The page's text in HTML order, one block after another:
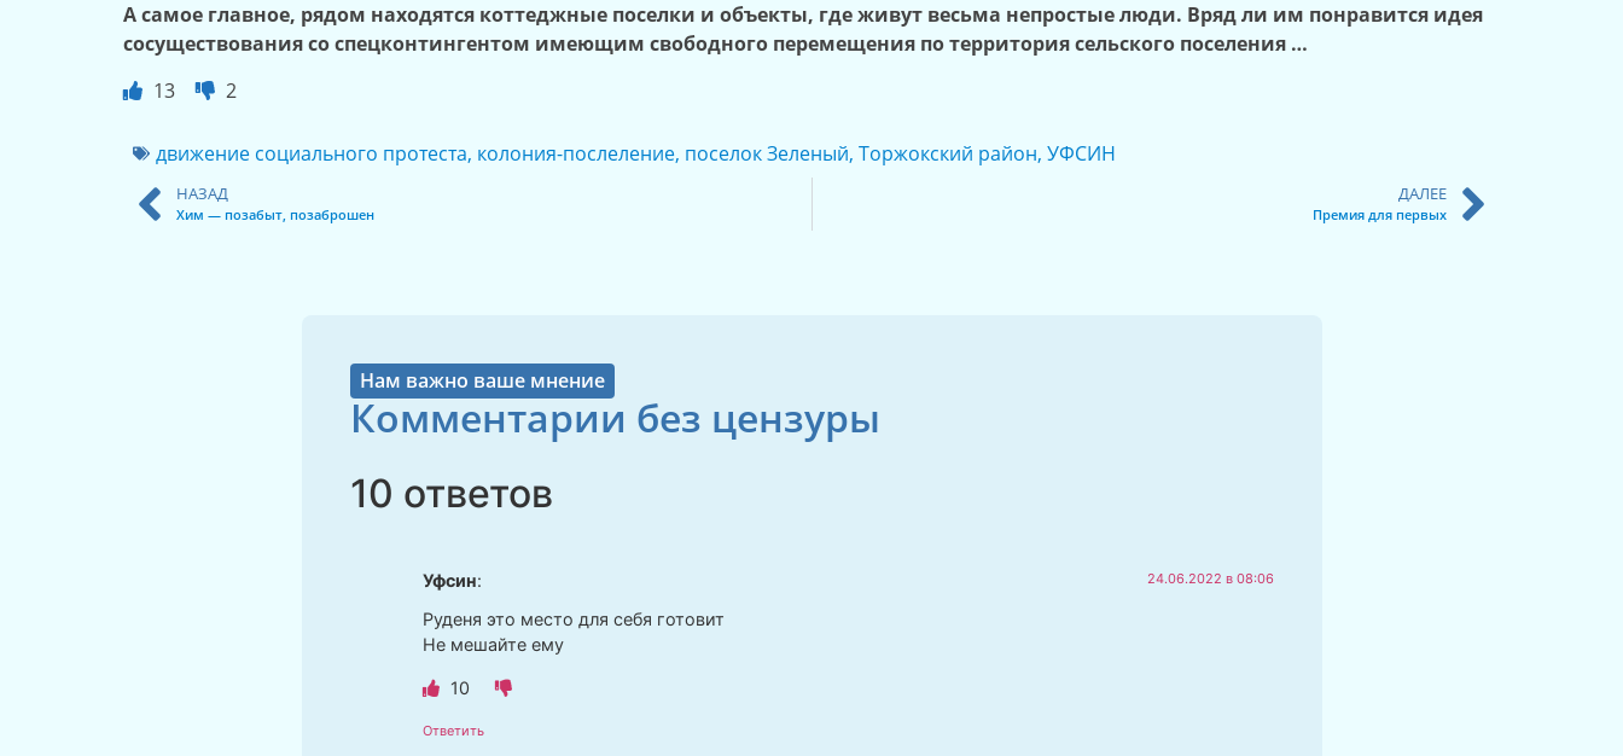
А самое главное, рядом находятся коттеджные поселки и объекты, где живут весьма непростые люди. Вряд ли им понравится идея
сосуществования со спецконтингентом имеющим свободного перемещения по территория сельского поселения …
13
2
движение социального протеста, колония-послеление, поселок Зеленый, Торжокский район, УФСИН
НАЗАД
Хим — позабыт, позаброшен
ДАЛЕЕ
Премия для первых
Нам важно ваше мнение
Комментарии без цензуры
10 ответов
Уфсин: 24.06.2022 в 08:06
Руденя это место для себя готовит
Не мешайте ему
10
Ответить